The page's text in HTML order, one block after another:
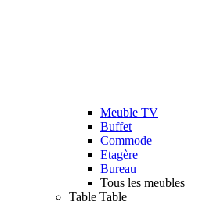
Meuble TV
Buffet
Commode
Etagère
Bureau
Tous les meubles
Table Table